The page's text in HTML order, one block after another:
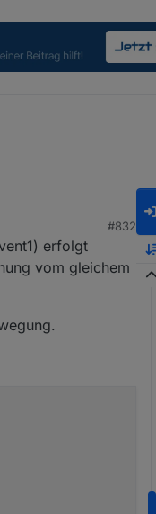
#832
erfolgt
vom gleichem